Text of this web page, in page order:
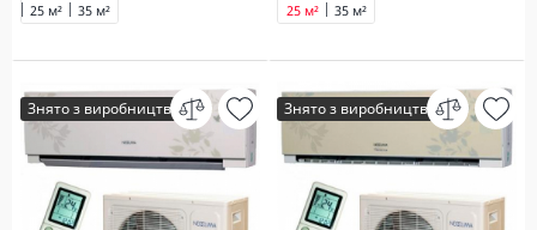
25 м² 35 м² 25 м² 35 м²
Знято з виробництва Знято з виробництва